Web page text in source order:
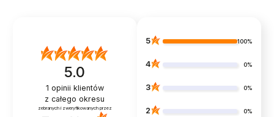
5.0
1 opinii klientów
z całego okresu
zebranych i zweryfikowanych przez
5 100%
4 0%
3 0%
2 0%